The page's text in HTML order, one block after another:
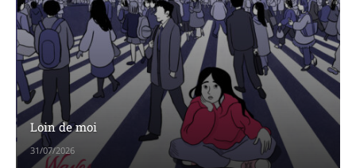
Loin de moi
31/07/2026